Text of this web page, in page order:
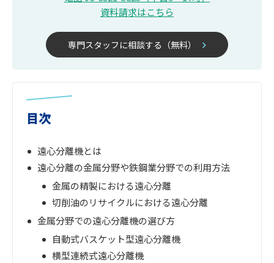
資料請求はこちら
専門スタッフに相談する（無料）
目次
遠心分離機とは
遠心分離の金属分野や鉄鋼業分野での利用方法
金属の精製における遠心分離
切削油のリサイクルにおける遠心分離
金属分野での遠心分離機の選び方
自動式バスケット型遠心分離機
横型連続式遠心分離機